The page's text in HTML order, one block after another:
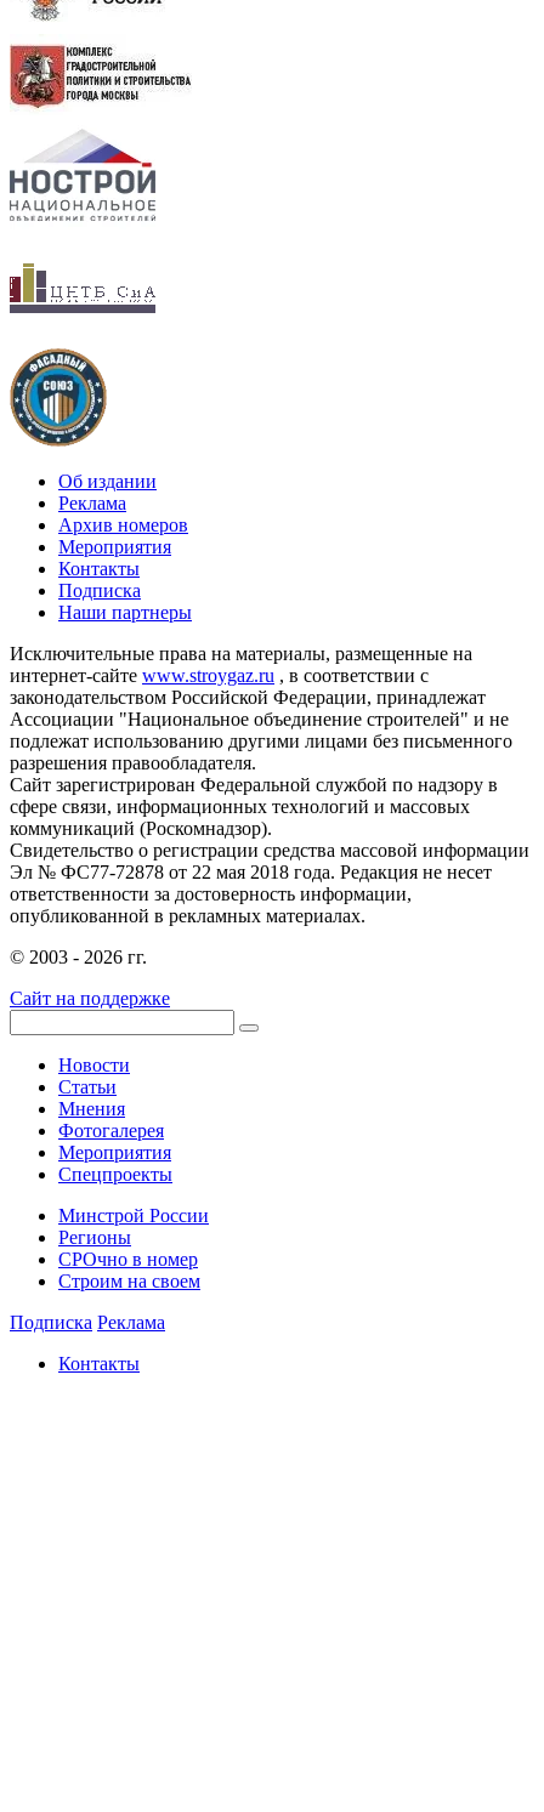
Об издании
Реклама
Архив номеров
Мероприятия
Контакты
Подписка
Наши партнеры
Исключительные права на материалы, размещенные на
интернет-сайте www.stroygaz.ru , в соответствии с
законодательством Российской Федерации, принадлежат
Ассоциации "Национальное объединение строителей" и не
подлежат использованию другими лицами без письменного
разрешения правообладателя.
Сайт зарегистрирован Федеральной службой по надзору в
сфере связи, информационных технологий и массовых
коммуникаций (Роскомнадзор).
Свидетельство о регистрации средства массовой информации
Эл № ФС77-72878 от 22 мая 2018 года. Редакция не несет
ответственности за достоверность информации,
опубликованной в рекламных материалах.
© 2003 - 2026 гг.
Сайт на поддержке
Новости
Статьи
Мнения
Фотогалерея
Мероприятия
Спецпроекты
Минстрой России
Регионы
СРОчно в номер
Строим на своем
Подписка Реклама
Контакты